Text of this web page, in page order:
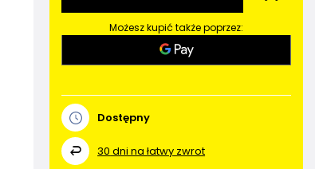
Możesz kupić także poprzez:
Dostępny
30 dni na łatwy zwrot